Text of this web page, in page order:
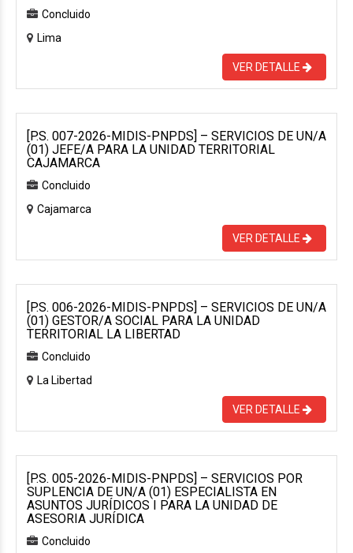
Concluido
Lima
VER DETALLE
[P.S. 007-2026-MIDIS-PNPDS] – SERVICIOS DE UN/A
(01) JEFE/A PARA LA UNIDAD TERRITORIAL
CAJAMARCA
Concluido
Cajamarca
VER DETALLE
[P.S. 006-2026-MIDIS-PNPDS] – SERVICIOS DE UN/A
(01) GESTOR/A SOCIAL PARA LA UNIDAD
TERRITORIAL LA LIBERTAD
Concluido
La Libertad
VER DETALLE
[P.S. 005-2026-MIDIS-PNPDS] – SERVICIOS POR
SUPLENCIA DE UN/A (01) ESPECIALISTA EN
ASUNTOS JURÍDICOS I PARA LA UNIDAD DE
ASESORIA JURÍDICA
Concluido